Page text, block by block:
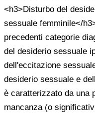
<h3>Disturbo del
sessuale femminile</
precedenti categorie
del desiderio sessuale
dell'eccitazione
desiderio sessuale e
è caratterizzato da una
mancanza (o